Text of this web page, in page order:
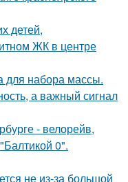
детей,
ЖК в центре
для набора массы.
а важный сигнал
- велорейв,
0".
не из-за большой